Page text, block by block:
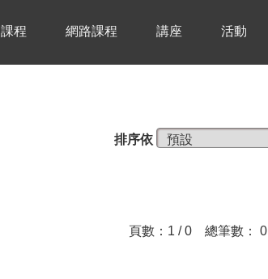
課程 網路課程 講座 活動
排序依
頁數：1 / 0 總筆數： 0